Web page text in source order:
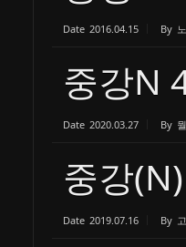
Date 2016.04.15 By
중강N
Date 2020.03.27 By
중강
Date 2019.07.16 By